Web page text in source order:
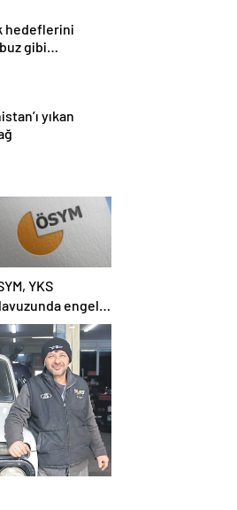
hedeflerini
buz gibi…
yıkan
bir
YKS
engelli
ilişkin
şartlarını